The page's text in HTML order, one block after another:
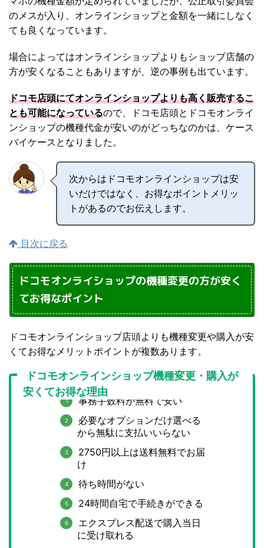
のメスが入り、オンラインショップと金額を一緒にしなく
ても良くなっています。
場合によってはオンラインショップよりもショップ店舗の
方が安くなることもありますが、逆の事例も出ています。
ドコモ店頭にてオンラインショップよりも高く販売するこ
とも可能になっているので、ドコモ店頭とドコモオンライ
ンショップの機種代金が安いのがどっちなのかは、ケース
バイケースとなりました。
次からはドコモオンラインショップは安
いだけではなく、お得なポイントメリッ
トがあるのでお伝えします。
目次に戻る
ドコモオンライショップの機種変更の方が安く
てお得なポイント
ドコモオンラインショップ店頭よりも機種変更や購入が安
くてお得なメリットポイントが複数あります。
ドコモオンラインショップ機種変更・購入が
安くてお得な理由
事務手数料が無料で安い
必要なオプションだけ選べる
から無駄に支払いいらない
2750円以上は送料無料でお届
け
待ち時間がない
24時間自宅で手続きができる
エクスプレス配送で購入当日
に受け取れる